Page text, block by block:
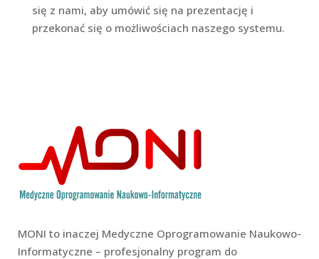
się z nami, aby umówić się na prezentację i
przekonać się o możliwościach naszego systemu.
MONI to inaczej Medyczne Oprogramowanie Naukowo-
Informatyczne – profesjonalny program do